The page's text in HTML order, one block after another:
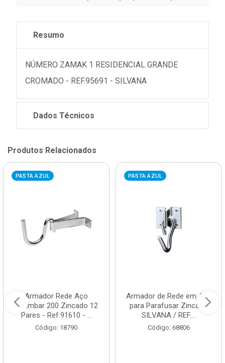
Resumo
NÚMERO ZAMAK 1 RESIDENCIAL GRANDE
CROMADO - REF.95691 - SILVANA
Dados Técnicos
Produtos Relacionados
PASTA AZUL
Armador Rede Aço
Chumbar 200 Zincado 12
Pares - Ref.91610 - ...
Código: 18790
PASTA AZUL
Armador de Rede em Aço
para Parafusar Zincado
SILVANA / REF....
Código: 68806